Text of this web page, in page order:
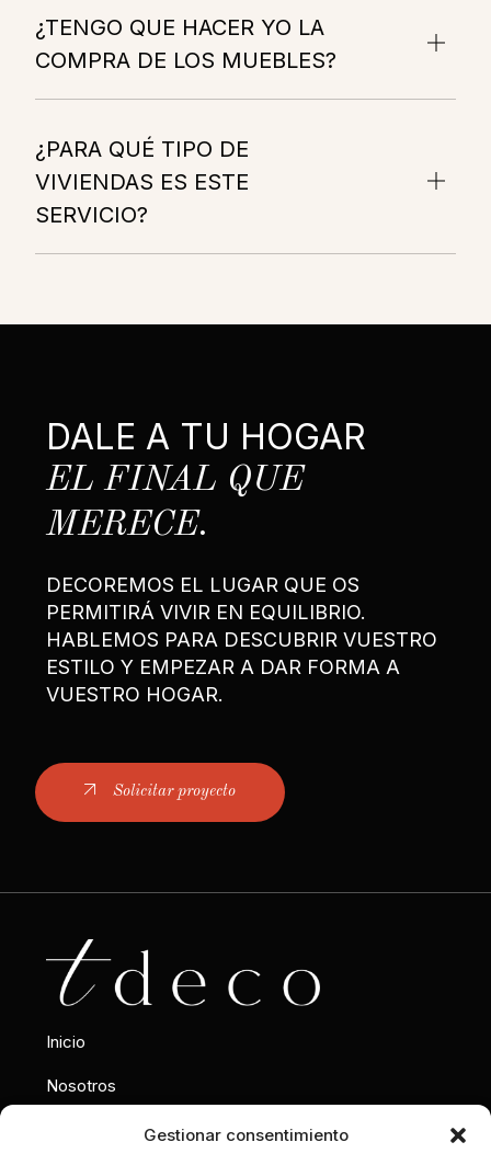
Gestionar consentimiento
¿TENGO QUE HACER YO LA
COMPRA DE LOS MUEBLES?
¿PARA QUÉ TIPO DE
VIVIENDAS ES ESTE
SERVICIO?
DALE A TU HOGAR
EL FINAL QUE
MERECE.
DECOREMOS EL LUGAR QUE OS
PERMITIRÁ VIVIR EN EQUILIBRIO.
HABLEMOS PARA DESCUBRIR VUESTRO
ESTILO Y EMPEZAR A DAR FORMA A
VUESTRO HOGAR.
Solicitar proyecto
Inicio
Nosotros